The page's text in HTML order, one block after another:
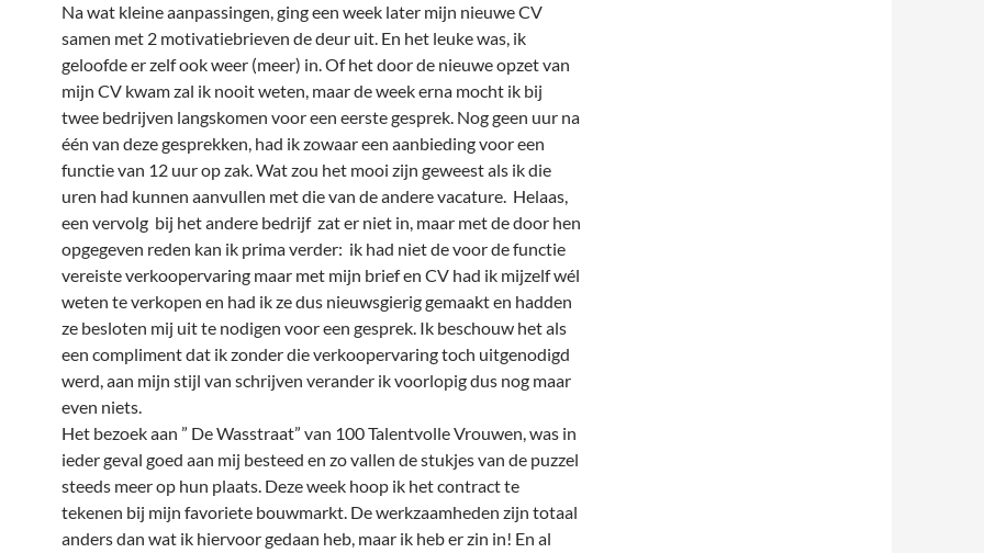
Na wat kleine aanpassingen, ging een week later mijn nieuwe CV
samen met 2 motivatiebrieven de deur uit. En het leuke was, ik
geloofde er zelf ook weer (meer) in. Of het door de nieuwe opzet van
mijn CV kwam zal ik nooit weten, maar de week erna mocht ik bij
twee bedrijven langskomen voor een eerste gesprek. Nog geen uur na
één van deze gesprekken, had ik zowaar een aanbieding voor een
functie van 12 uur op zak. Wat zou het mooi zijn geweest als ik die
uren had kunnen aanvullen met die van de andere vacature. Helaas,
een vervolg bij het andere bedrijf zat er niet in, maar met de door hen
opgegeven reden kan ik prima verder: ik had niet de voor de functie
vereiste verkoopervaring maar met mijn brief en CV had ik mijzelf wél
weten te verkopen en had ik ze dus nieuwsgierig gemaakt en hadden
ze besloten mij uit te nodigen voor een gesprek. Ik beschouw het als
een compliment dat ik zonder die verkoopervaring toch uitgenodigd
werd, aan mijn stijl van schrijven verander ik voorlopig dus nog maar
even niets.
Het bezoek aan ” De Wasstraat” van 100 Talentvolle Vrouwen, was in
ieder geval goed aan mij besteed en zo vallen de stukjes van de puzzel
steeds meer op hun plaats. Deze week hoop ik het contract te
tekenen bij mijn favoriete bouwmarkt. De werkzaamheden zijn totaal
anders dan wat ik hiervoor gedaan heb, maar ik heb er zin in! En al